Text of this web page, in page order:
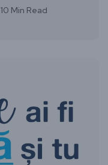
10 Min Read